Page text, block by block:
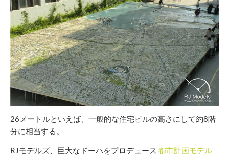
26メートルといえば、一般的な住宅ビルの高さにして約8階
分に相当する。
RJモデルズ、巨大なドーハをプロデュース 都市計画モデル